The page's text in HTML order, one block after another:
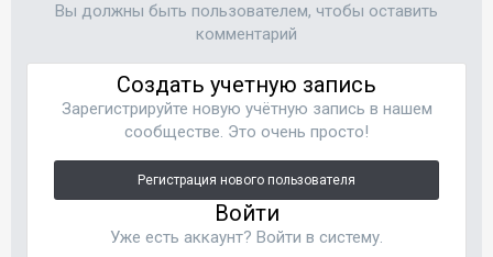
Вы должны быть пользователем, чтобы оставить
комментарий
Создать учетную запись
Зарегистрируйте новую учётную запись в нашем
сообществе. Это очень просто!
Регистрация нового пользователя
Войти
Уже есть аккаунт? Войти в систему.